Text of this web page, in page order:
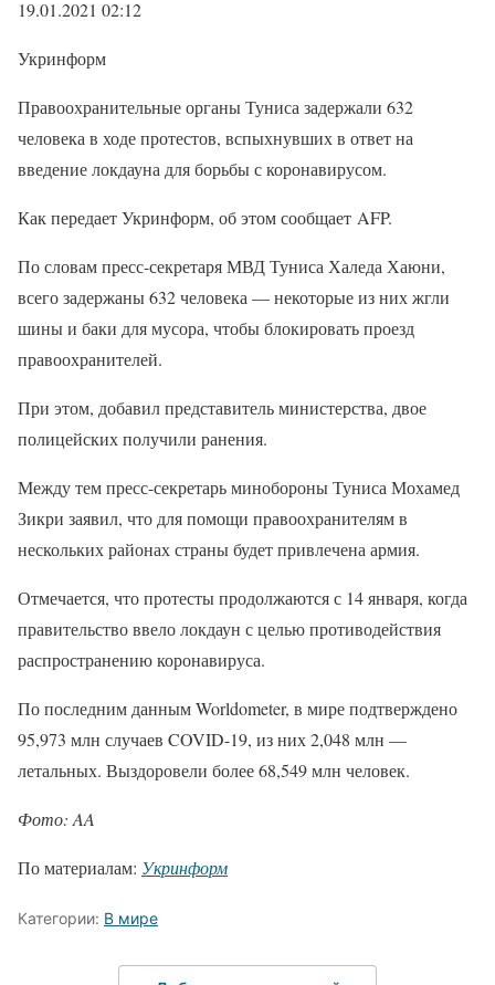
19.01.2021 02:12
Укринформ
Правоохранительные органы Туниса задержали 632
человека в ходе протестов, вспыхнувших в ответ на
введение локдауна для борьбы с коронавирусом.
Как передает Укринформ, об этом сообщает AFP.
По словам пресс-секретаря МВД Туниса Халеда Хаюни,
всего задержаны 632 человека — некоторые из них жгли
шины и баки для мусора, чтобы блокировать проезд
правоохранителей.
При этом, добавил представитель министерства, двое
полицейских получили ранения.
Между тем пресс-секретарь минобороны Туниса Мохамед
Зикри заявил, что для помощи правоохранителям в
нескольких районах страны будет привлечена армия.
Отмечается, что протесты продолжаются с 14 января, когда
правительство ввело локдаун с целью противодействия
распространению коронавируса.
По последним данным Worldometer, в мире подтверждено
95,973 млн случаев COVID-19, из них 2,048 млн —
летальных. Выздоровели более 68,549 млн человек.
Фото: AA
По материалам: Укринформ
Категории: В мире